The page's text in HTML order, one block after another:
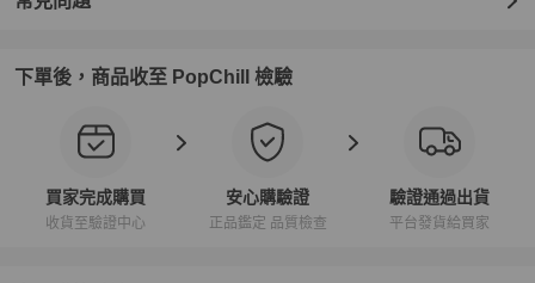
下單後，商品收至 PopChill 檢驗
買家完成購買
收貨至驗證中心
安心購驗證
正品鑑定 品質檢查
驗證通過出貨
平台發貨給買家